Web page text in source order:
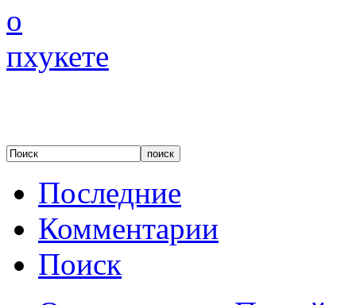
Последние
Комментарии
Поиск